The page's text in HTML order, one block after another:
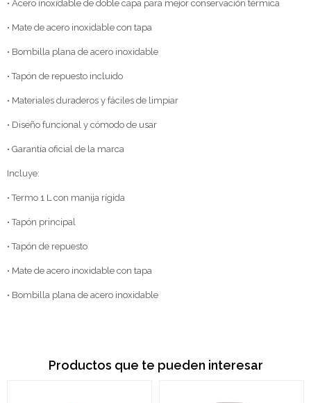
• Acero inoxidable de doble capa para mejor conservación térmica
• Mate de acero inoxidable con tapa
• Bombilla plana de acero inoxidable
• Tapón de repuesto incluido
• Materiales duraderos y fáciles de limpiar
• Diseño funcional y cómodo de usar
• Garantía oficial de la marca
Incluye:
• Termo 1 L con manija rígida
• Tapón principal
• Tapón de repuesto
• Mate de acero inoxidable con tapa
• Bombilla plana de acero inoxidable
Productos que te pueden interesar